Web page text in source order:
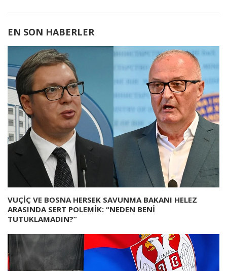
EN SON HABERLER
VUÇİÇ VE BOSNA HERSEK SAVUNMA BAKANI HELEZ
ARASINDA SERT POLEMİK: “NEDEN BENİ
TUTUKLAMADIN?”